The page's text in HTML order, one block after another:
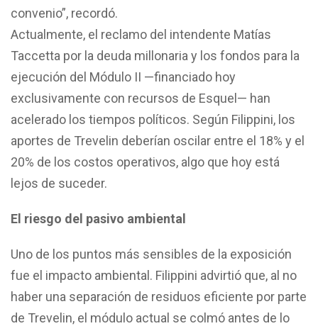
convenio”, recordó.
Actualmente, el reclamo del intendente Matías
Taccetta por la deuda millonaria y los fondos para la
ejecución del Módulo II —financiado hoy
exclusivamente con recursos de Esquel— han
acelerado los tiempos políticos. Según Filippini, los
aportes de Trevelin deberían oscilar entre el 18% y el
20% de los costos operativos, algo que hoy está
lejos de suceder.
El riesgo del pasivo ambiental
Uno de los puntos más sensibles de la exposición
fue el impacto ambiental. Filippini advirtió que, al no
haber una separación de residuos eficiente por parte
de Trevelin, el módulo actual se colmó antes de lo